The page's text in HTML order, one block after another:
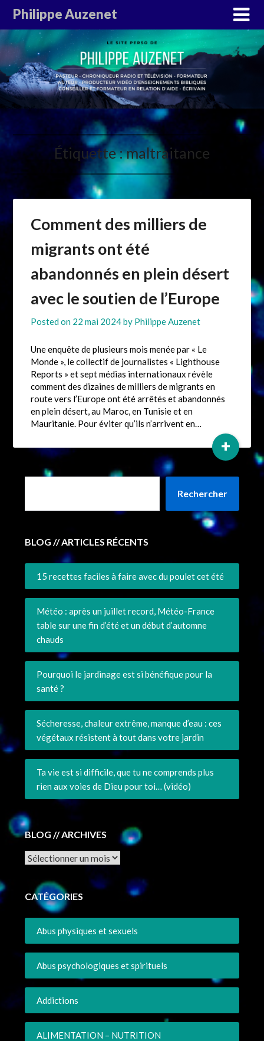
Philippe Auzenet
Étiquette :maltraitance
Comment des milliers de
migrants ont été
abandonnés en plein désert
avec le soutien de l’Europe
Posted on 22 mai 2024by Philippe Auzenet
Une enquête de plusieurs mois menée par « Le
Monde », le collectif de journalistes « Lighthouse
Reports » et sept médias internationaux révèle
comment des dizaines de milliers de migrants en
route vers l’Europe ont été arrêtés et abandonnés
en plein désert, au Maroc, en Tunisie et en
Mauritanie. Pour éviter qu’ils n’arrivent en…
+
Rechercher
BLOG // ARTICLES RÉCENTS
15 recettes faciles à faire avec du poulet cet été
Météo : après un juillet record, Météo-France
table sur une fin d’été et un début d’automne
chauds
Pourquoi le jardinage est si bénéfique pour la
santé ?
Sécheresse, chaleur extrême, manque d’eau : ces
végétaux résistent à tout dans votre jardin
Ta vie est si difficile, que tu ne comprends plus
rien aux voies de Dieu pour toi… (vidéo)
BLOG // ARCHIVES
Archives
CATÉGORIES
Abus physiques et sexuels
Abus psychologiques et spirituels
Addictions
ALIMENTATION – NUTRITION